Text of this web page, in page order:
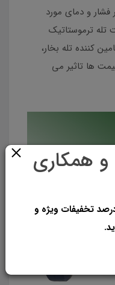
فشار و دمای مورد
تله ترموستاتیک
کننده تله بخار،
ها تاثیر می
و همکاری
تخفیفات ویژه و